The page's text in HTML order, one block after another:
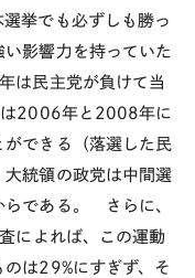
挙でも必ずしも勝っ
影響力を持っていた
は民主党が負けて当
2006年と2008年に
できる（落選した民
統領の政党は中間選
らである。 さらに、
によれば、この運動
は29%にすぎず、そ